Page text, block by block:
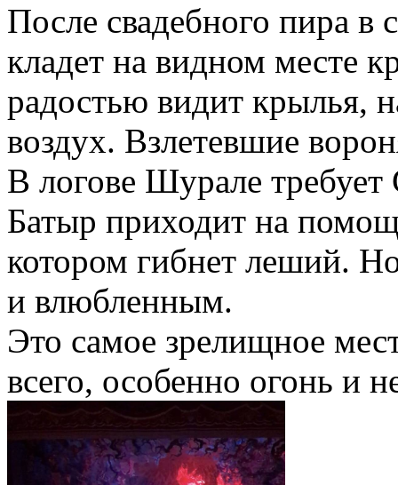
После свадебного пира в
кладет на видном месте
радостью видит крылья,
воздух. Взлетевшие
В логове Шурале
Батыр приходит на
котором гибнет леший.
и влюбленным.
Это самое зрелищное
всего, особенно огонь и